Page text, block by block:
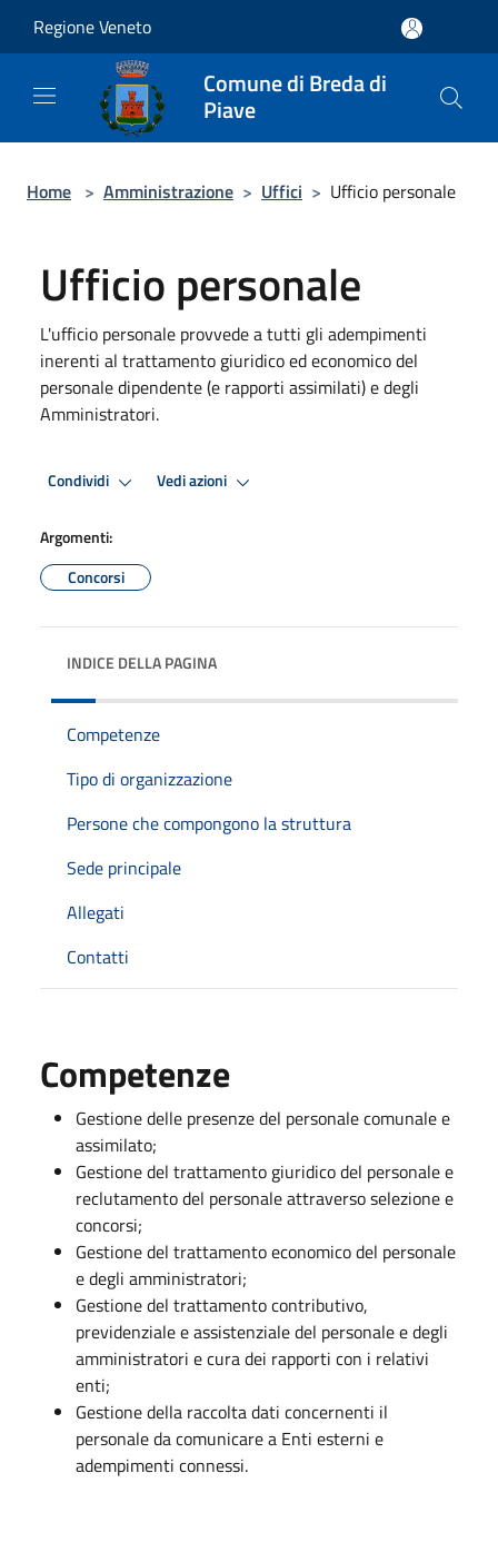
Regione Veneto
Comune di Breda di
Piave
Home > Amministrazione > Uffici > Ufficio personale
Ufficio personale
L'ufficio personale provvede a tutti gli adempimenti
inerenti al trattamento giuridico ed economico del
personale dipendente (e rapporti assimilati) e degli
Amministratori.
Condividi Vedi azioni
Argomenti:
Concorsi
INDICE DELLA PAGINA
Competenze
Tipo di organizzazione
Persone che compongono la struttura
Sede principale
Allegati
Contatti
Competenze
Gestione delle presenze del personale comunale e
assimilato;
Gestione del trattamento giuridico del personale e
reclutamento del personale attraverso selezione e
concorsi;
Gestione del trattamento economico del personale
e degli amministratori;
Gestione del trattamento contributivo,
previdenziale e assistenziale del personale e degli
amministratori e cura dei rapporti con i relativi
enti;
Gestione della raccolta dati concernenti il
personale da comunicare a Enti esterni e
adempimenti connessi.